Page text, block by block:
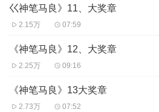
巜神笔马良》11、大奖章
2.15万 07:59
《神笔马良》12、大奖章
2.25万 09:16
《神笔马良》13大奖章
2.73万 07:52